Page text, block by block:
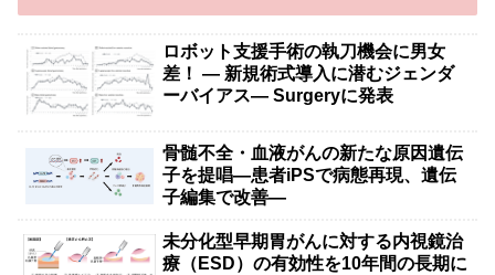
ロボット支援手術の執刀機会に男女
差！ — 新規術式導入に潜むジェンダ
ーバイアス— Surgeryに発表
骨髄不全・血液がんの新たな原因遺伝
子を提唱―患者iPSで病態再現、遺伝
子編集で改善―
未分化型早期胃がんに対する内視鏡治
療（ESD）の有効性を10年間の長期に